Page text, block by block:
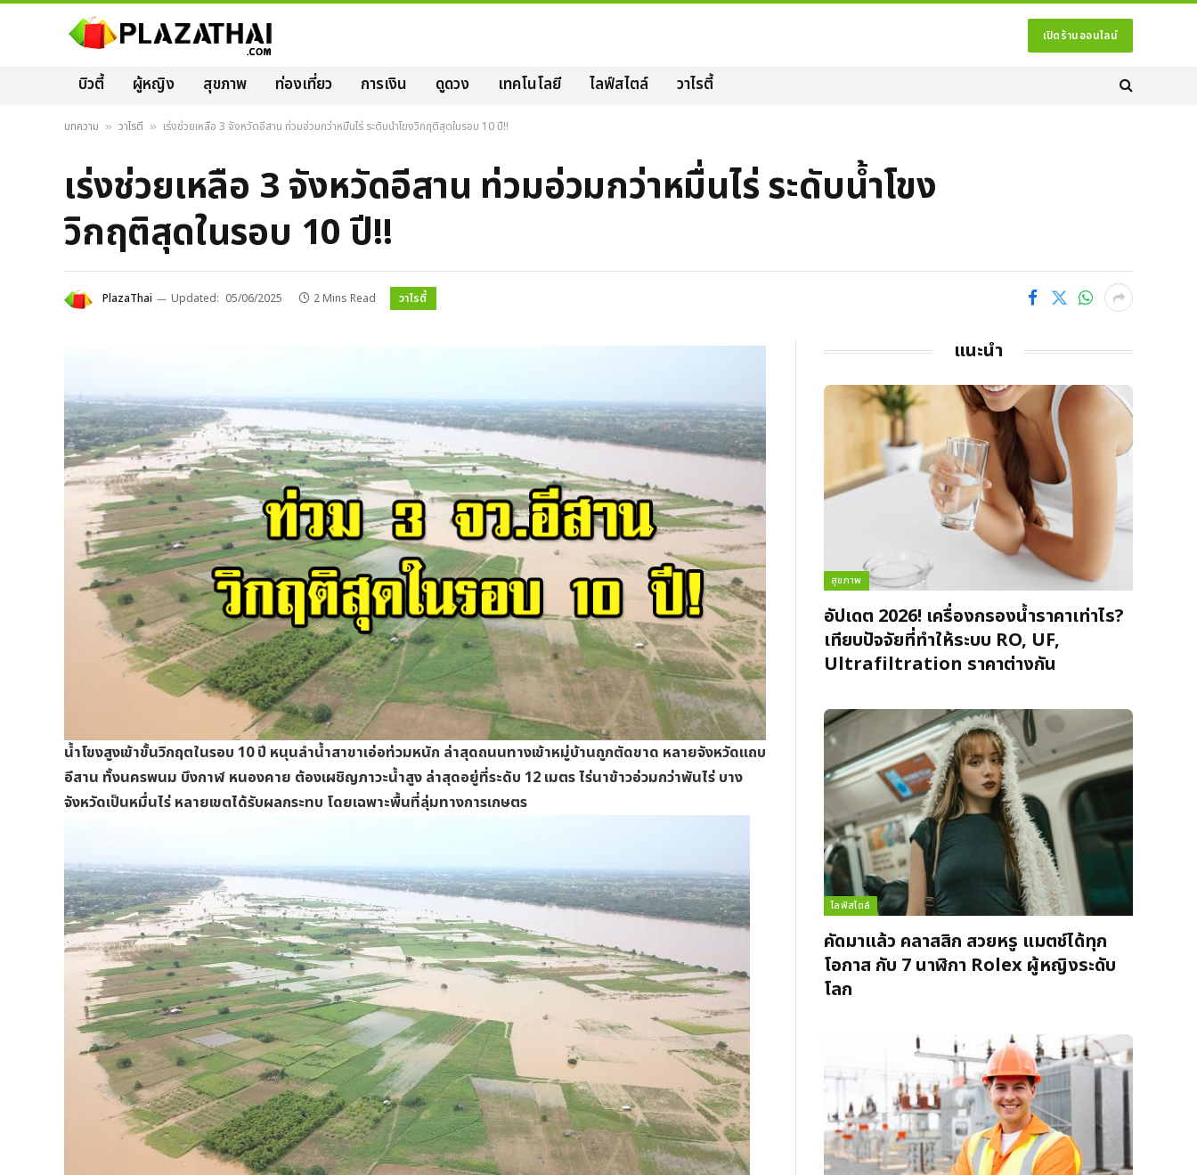
เปิดร้านออนไลน์
บิวตี้ ผู้หญิง สุขภาพ ท่องเที่ยว การเงิน ดูดวง เทคโนโลยี ไลฟ์สไตล์ วาไรตี้
บทความ » วาไรตี้ » เร่งช่วยเหลือ 3 จังหวัดอีสาน ท่วมอ่วมกว่าหมื่นไร่ ระดับน้ำโขงวิกฤติสุดในรอบ 10 ปี!!
เร่งช่วยเหลือ 3 จังหวัดอีสาน ท่วมอ่วมกว่าหมื่นไร่ ระดับน้ำโขง
วิกฤติสุดในรอบ 10 ปี!!
PlazaThai Updated: 05/06/2025 2 Mins Read วาไรตี้
น้ำโขงสูงเข้าขั้นวิกฤตในรอบ 10 ปี หนุนลำน้ำสาขาเอ่อท่วมหนัก ล่าสุดถนนทางเข้าหมู่บ้านถูกตัดขาด หลายจังหวัดแถบ
อีสาน ทั้งนครพนม บึงกาฬ หนองคาย ต้องเผชิญภาวะน้ำสูง ล่าสุดอยู่ที่ระดับ 12 เมตร ไร่นาข้าวอ่วมกว่าพันไร่ บาง
จังหวัดเป็นหมื่นไร่ หลายเขตได้รับผลกระทบ โดยเฉพาะพื้นที่ลุ่มทางการเกษตร
แนะนำ
สุขภาพ
อัปเดต 2026! เครื่องกรองน้ำราคาเท่าไร?
เทียบปัจจัยที่ทำให้ระบบ RO, UF,
Ultrafiltration ราคาต่างกัน
ไลฟ์สไตล์
คัดมาแล้ว คลาสสิก สวยหรู แมตช์ได้ทุก
โอกาส กับ 7 นาฬิกา Rolex ผู้หญิงระดับ
โลก